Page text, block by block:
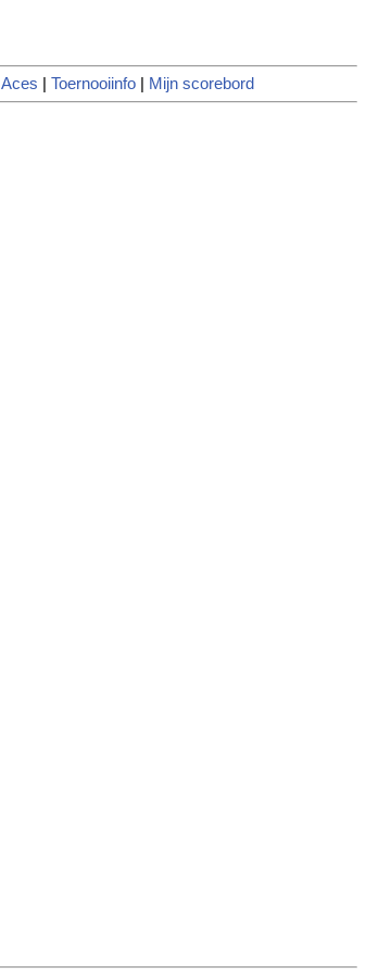
Aces Toernooiinfo Mijn scorebord